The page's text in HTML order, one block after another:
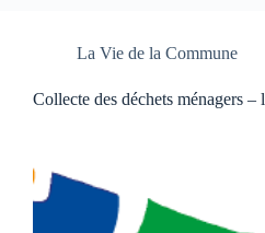
La Vie de la Commune
Collecte des déchets ménagers –